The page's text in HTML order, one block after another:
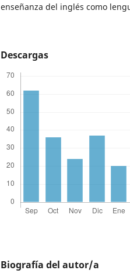
enseñanza del inglés como
Descargas
Biografía del autor/a